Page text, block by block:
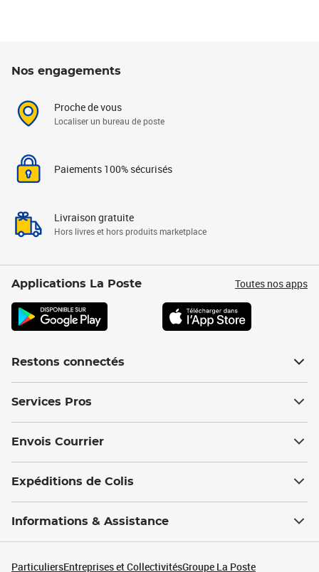
Nos engagements
Proche de vous
Localiser un bureau de poste
Paiements 100% sécurisés
Livraison gratuite
Hors livres et hors produits marketplace
Applications La Poste Toutes nos apps
Restons connectés
Services Pros
Envois Courrier
Expéditions de Colis
Informations & Assistance
ParticuliersEntreprises et CollectivitésGroupe La Poste